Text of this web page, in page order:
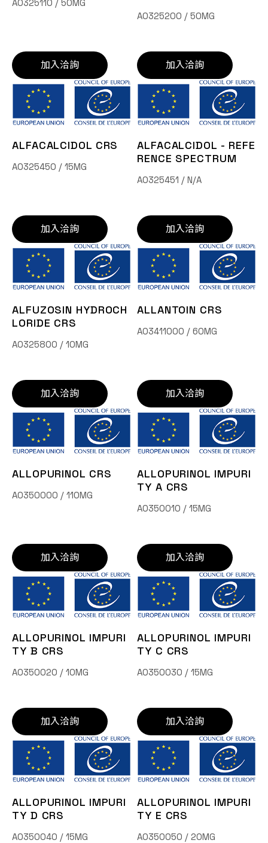
A0325110 / 50MG
加入洽詢
A0325200 / 50MG
加入洽詢
ALFACALCIDOL CRS
A0325450 / 15MG
加入洽詢
ALFACALCIDOL - REFE
RENCE SPECTRUM
A0325451 / N/A
加入洽詢
ALFUZOSIN HYDROCH
LORIDE CRS
A0325800 / 10MG
加入洽詢
ALLANTOIN CRS
A03411000 / 60MG
加入洽詢
ALLOPURINOL CRS
A0350000 / 110MG
加入洽詢
ALLOPURINOL IMPURI
TY A CRS
A0350010 / 15MG
加入洽詢
ALLOPURINOL IMPURI
TY B CRS
A0350020 / 10MG
加入洽詢
ALLOPURINOL IMPURI
TY C CRS
A0350030 / 15MG
加入洽詢
ALLOPURINOL IMPURI
TY D CRS
A0350040 / 15MG
ALLOPURINOL IMPURI
TY E CRS
A0350050 / 20MG